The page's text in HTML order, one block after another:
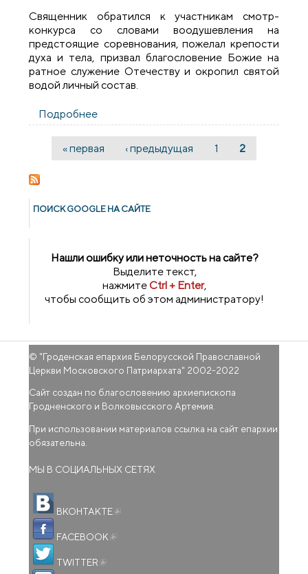
Священник обратился к участникам смотр-
конкурса со словами воодушевления на
предстоящие соревнования, пожелал крепости
духа и тела, призвал благословение Божие на
ратное служение Отечеству и окропил святой
водой личный состав.
Подробнее
республиканском смотре-конкурсе
Страницы
« первая ‹ предыдущая 1 2
ПОИСК GOОGLE НА САЙТЕ
Нашли ошибку или неточность на сайте?
Выделите текст,
нажмитеCtrl + Enter,
чтобы сообщить об этом администратору!
© "Гроденская епархия Белорусской Православной
Церкви Московского Патриархата" 2002-2022
Сайт создан по благословению архиепископа
Гродненского и Волковысского Артемия.
При использовании материалов ссылка на сайт епархии
обязательна.
МЫ В СОЦИАЛЬНЫХ СЕТЯХ
ВКОНТАКТЕ
FACEBOOK
TWITTER